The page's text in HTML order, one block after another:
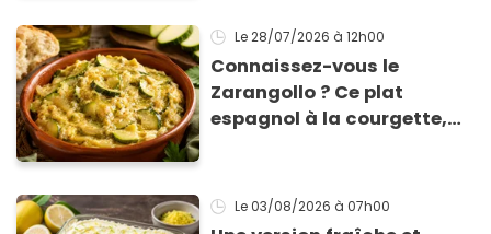
Le 28/07/2026 à 12h00
Connaissez-vous le
Zarangollo ? Ce plat
espagnol à la courgette,
Le 03/08/2026 à 07h00